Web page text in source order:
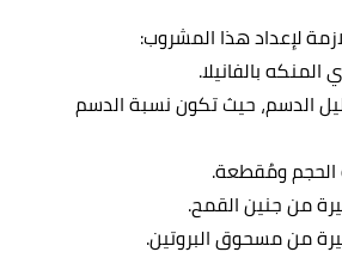
لإعداد هذا المشروب:
بالفانيلا.
الدسم، حيث تكون نسبة الدسم
ومُقطعة.